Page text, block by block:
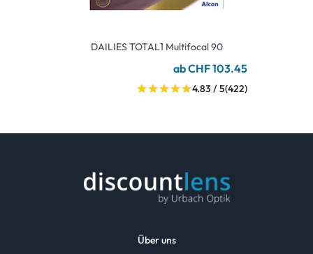
DAILIES TOTAL1 Multifocal 90
ab CHF 103.45
4.83 / 5(422)
Über uns